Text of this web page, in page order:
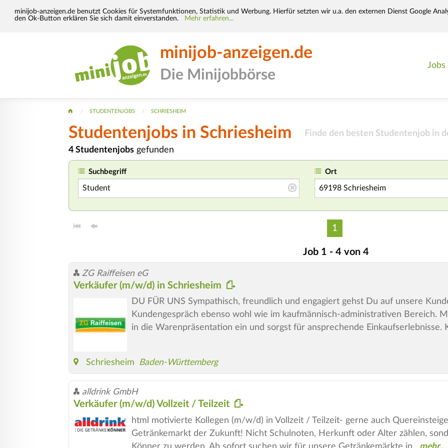
minijob-anzeigen.de benutzt Cookies für Systemfunktionen, Statistik und Werbung. Hierfür setzten wir u.a. den externen Dienst Google
den Ok-Button erklären Sie sich damit einverstanden.
Mehr erfahren...
minijob-anzeigen.de
Die Minijobbörse
Jobs
STUDENTENJOBS SCHRIESHEIM
Studentenjobs in Schriesheim Finde den besten Studentenjob in
4 Studentenjobs gefunden
Suchbegriff Ort
1
Job 1 - 4 von 4
ZG Raiffeisen eG
Verkäufer (m/w/d) in Schriesheim
DU FÜR UNS Sympathisch, freundlich und engagiert gehst Du auf unsere
Kundengespräch ebenso wohl wie im kaufmännisch-administrativen Bereich.
in die Warenpräsentation ein und sorgst für ansprechende Einkaufserlebnisse.
Schriesheim Baden-Württemberg
alldrink GmbH
Verkäufer (m/w/d) Vollzeit / Teilzeit
html motivierte Kollegen (m/w/d) in Vollzeit / Teilzeit- gerne auch
Getränkemarkt der Zukunft! Nicht Schulnoten, Herkunft oder Alter zählen,
Könner zu werden. Ab sofort suchen wir für unsere Getränkemärkte in